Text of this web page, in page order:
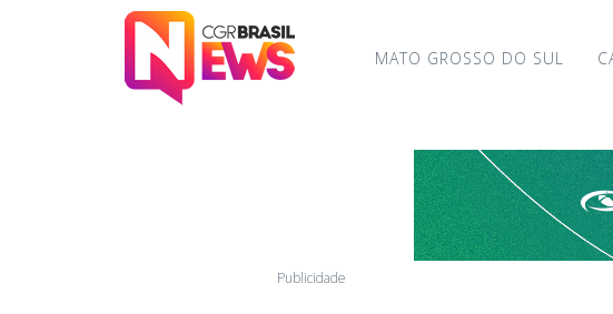
MATO GROSSO DO SUL
Publicidade